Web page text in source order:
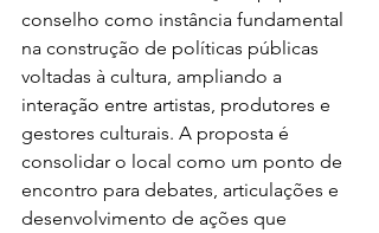
conselho como instância fundamental
na construção de políticas públicas
voltadas à cultura, ampliando a
interação entre artistas, produtores e
gestores culturais. A proposta é
consolidar o local como um ponto de
encontro para debates, articulações e
desenvolvimento de ações que